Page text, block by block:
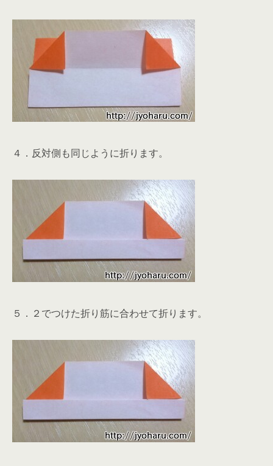
４．反対側も同じように折ります。
５．２でつけた折り筋に合わせて折ります。